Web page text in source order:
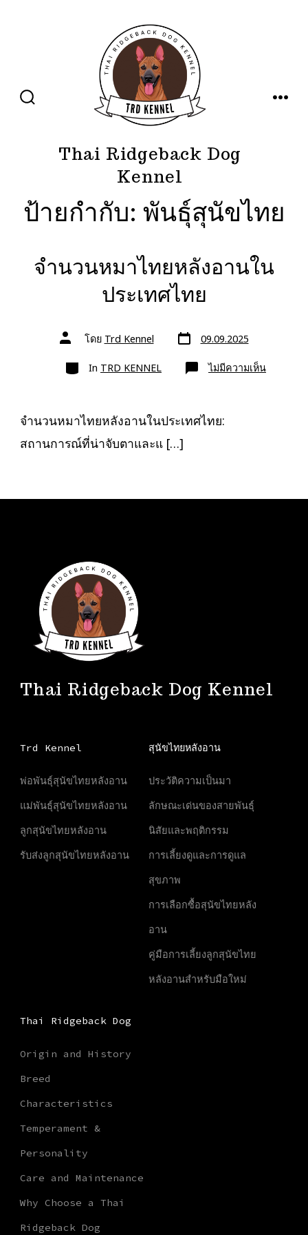
Thai Ridgeback Dog
Kennel
ป้ายกำกับ: พันธุ์สุนัขไทย
จำนวนหมาไทยหลังอานใน
ประเทศไทย
ผู้
เขียน โดย Trd Kennel วัน
ที่
เรื่อง
09.09.2025
หมวด
In TRD KENNEL ไม่มีความเห็นบน
จำนวน
จำนวนหมาไทยหลังอานในประเทศไทย:
สถานการณ์ที่น่าจับตาและแ […]
Thai Ridgeback Dog Kennel
Trd Kennel
พ่อพันธุ์สุนัขไทยหลังอาน
แม่พันธุ์สุนัขไทยหลังอาน
ลูกสุนัขไทยหลังอาน
รับส่งลูกสุนัขไทยหลังอาน
สุนัขไทยหลังอาน
ประวัติความเป็นมา
ลักษณะเด่นของสายพันธุ์
นิสัยและพฤติกรรม
การเลี้ยงดูและการดูแล
สุขภาพ
การเลือกซื้อสุนัขไทยหลัง
อาน
คู่มือการเลี้ยงลูกสุนัขไทย
หลังอานสำหรับมือใหม่
Thai Ridgeback Dog
Origin and History
Breed
Characteristics
Temperament &
Personality
Care and Maintenance
Why Choose a Thai
Ridgeback Dog